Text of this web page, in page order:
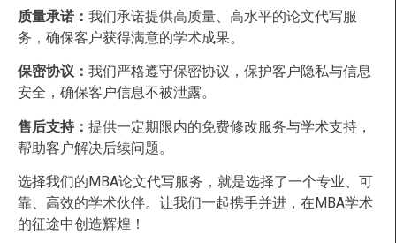
质量承诺： 我们承诺提供高质量、高水平的论文代写服
务，确保客户获得满意的学术成果。
保密协议： 我们严格遵守保密协议，保护客户隐私与信息
安全，确保客户信息不被泄露。
售后支持： 提供一定期限内的免费修改服务与学术支持，
帮助客户解决后续问题。
选择我们的MBA论文代写服务，就是选择了一个专业、可
靠、高效的学术伙伴。让我们一起携手并进，在MBA学术
的征途中创造辉煌！